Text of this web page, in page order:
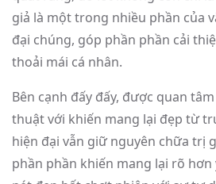
giả là một trong nhiều phần của
đại chúng, góp phần phần cải
thoải mái cá nhân.
Bên cạnh đấy đấy, được quan
thuật với khiến mang lại đẹp từ
hiện đại vẫn giữ nguyên chữa trị
phần phần khiến mang lại rõ hơn